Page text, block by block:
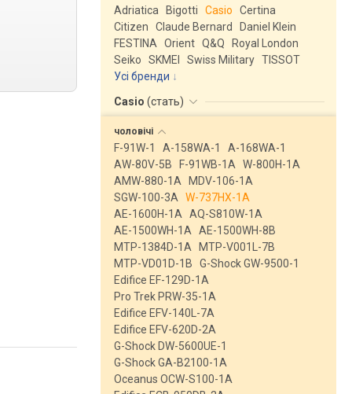
Adriatica
Bigotti Casio
Certina
Citizen
Claude Bernard
Daniel Klein
FESTINA
Orient Q&Q
Royal London
Seiko
SKMEI Swiss Military TISSOT
Усі бренди
Casio (стать)
чоловічі
F-91W-1 A-158WA-1
A-168WA-1
AW-80V-5B
F-91WB-1A
W-800H-1A
AMW-880-1A
MDV-106-1A
SGW-100-3A
W-737HX-1A
AE-1600H-1A
AQ-S810W-1A
AE-1500WH-1A
AE-1500WH-8B
MTP-1384D-1A
MTP-V001L-7B
MTP-VD01D-1B
G-Shock GW-9500-1
Edifice EF-129D-1A
Pro Trek PRW-35-1A
Edifice EFV-140L-7A
Edifice EFV-620D-2A
G-Shock DW-5600UE-1
G-Shock GA-B2100-1A
Oceanus OCW-S100-1A